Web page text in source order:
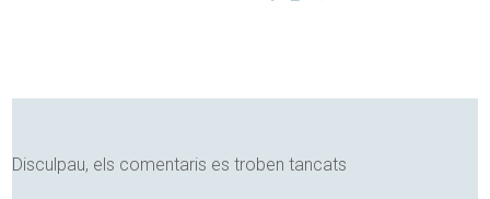
Disculpau, els comentaris es troben tancats